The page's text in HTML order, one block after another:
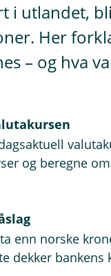
i utlandet,
Her
– og hva
og beregne
enn norske
dekker